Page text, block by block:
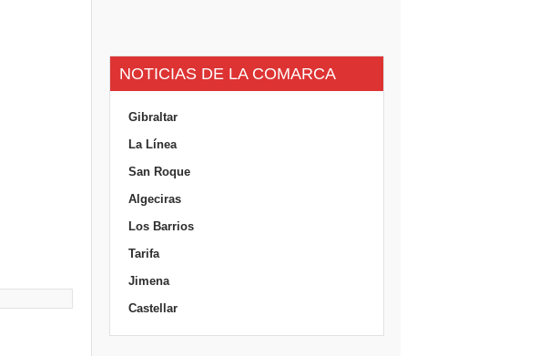
NOTICIAS DE LA COMARCA
Gibraltar
La Línea
San Roque
Algeciras
Los Barrios
Tarifa
Jimena
Castellar